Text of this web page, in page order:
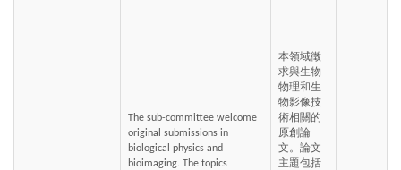
The sub-committee welcome
original submissions in
biological physics and
bioimaging. The topics
本領域徵
求與生物
物理和生
物影像技
術相關的
原創論
文。論文
主題包括